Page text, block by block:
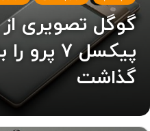
گوگل تصویری
پیکسل ۷
گذاشت